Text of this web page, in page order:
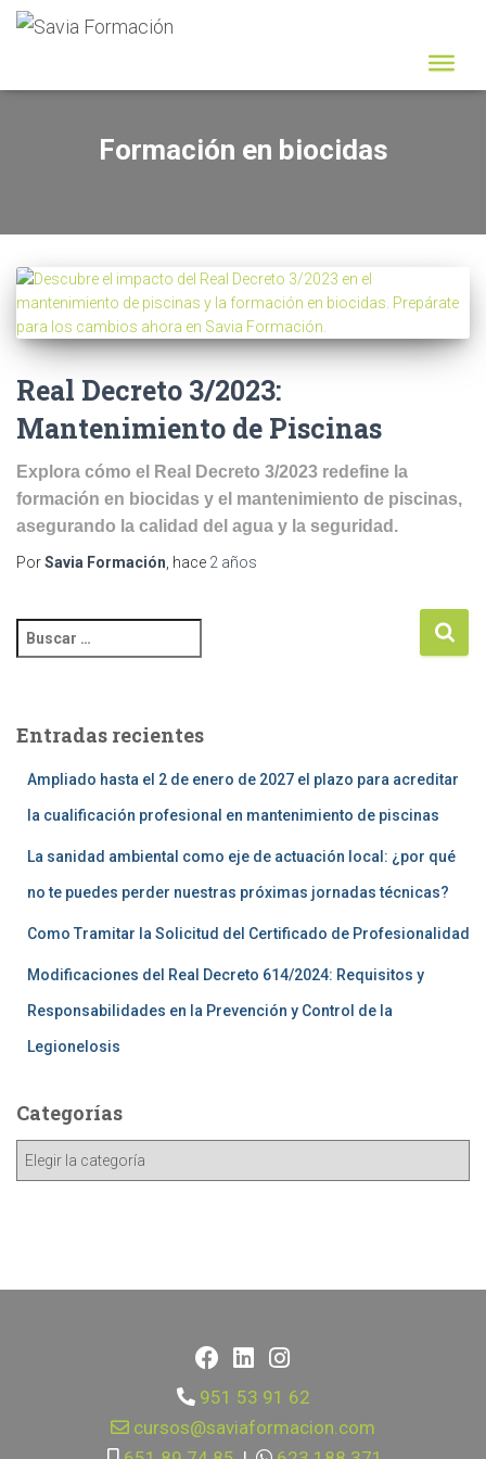
Formación en biocidas
Real Decreto 3/2023:
Mantenimiento de Piscinas
Explora cómo el Real Decreto 3/2023 redefine la
formación en biocidas y el mantenimiento de piscinas,
asegurando la calidad del agua y la seguridad.
PorSavia Formación , hace 2 años
Entradas recientes
Ampliado hasta el 2 de enero de 2027 el plazo para acreditar
la cualificación profesional en mantenimiento de piscinas
La sanidad ambiental como eje de actuación local: ¿por qué
no te puedes perder nuestras próximas jornadas técnicas?
Como Tramitar la Solicitud del Certificado de Profesionalidad
Modificaciones del Real Decreto 614/2024: Requisitos y
Responsabilidades en la Prevención y Control de la
Legionelosis
Categorías
951 53 91 62
cursos@saviaformacion.com